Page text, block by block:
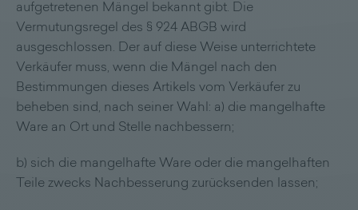
aufgetretenen Mängel bekannt gibt. Die
Vermutungsregel des § 924 ABGB wird
ausgeschlossen. Der auf diese Weise unterrichtete
Verkäufer muss, wenn die Mängel nach den
Bestimmungen dieses Artikels vom Verkäufer zu
beheben sind, nach seiner Wahl: a) die mangelhafte
Ware an Ort und Stelle nachbessern;
b) sich die mangelhafte Ware oder die mangelhaften
Teile zwecks Nachbesserung zurücksenden lassen;